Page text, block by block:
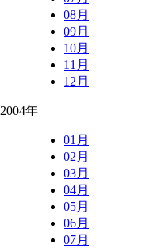
08月
09月
10月
11月
12月
2004年
01月
02月
03月
04月
05月
06月
07月